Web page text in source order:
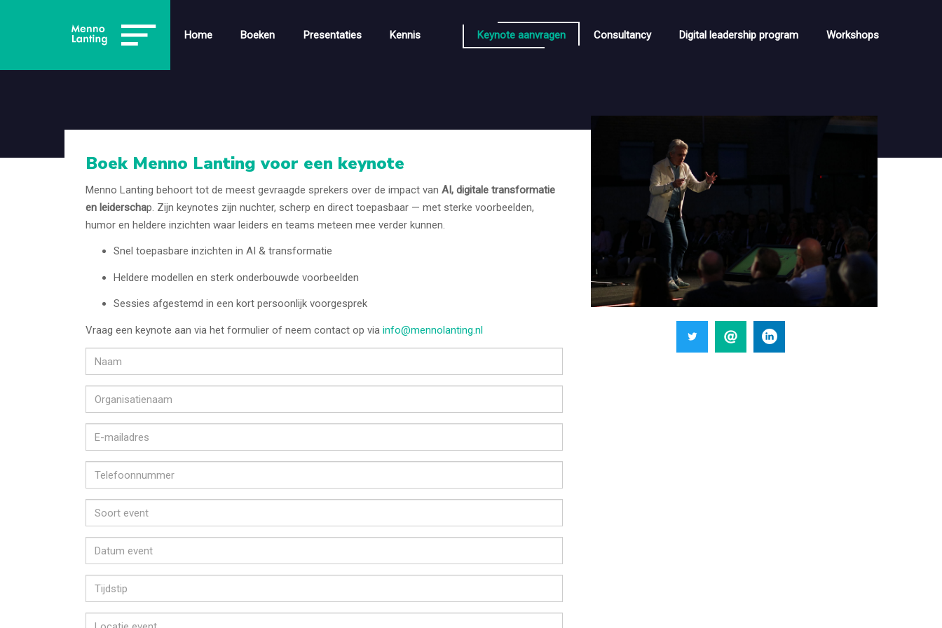
Boek Menno Lanting voor een keynote
Menno Lanting behoort tot de meest gevraagde sprekers over de impact van AI, digitale transformatie
en leiderschap. Zijn keynotes zijn nuchter, scherp en direct toepasbaar — met sterke voorbeelden,
humor en heldere inzichten waar leiders en teams meteen mee verder kunnen.
Snel toepasbare inzichten in AI & transformatie
Heldere modellen en sterk onderbouwde voorbeelden
Sessies afgestemd in een kort persoonlijk voorgesprek
Vraag een keynote aan via het formulier of neem contact op via info@mennolanting.nl
Home Boeken Presentaties Kennis Keynote aanvragen Consultancy Digital leadership program Workshops